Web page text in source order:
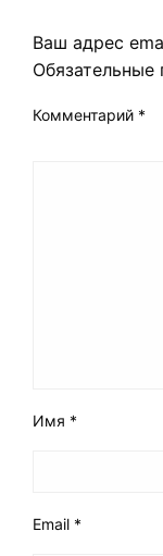
Ваш адрес
Комментарий *
Имя *
Email *